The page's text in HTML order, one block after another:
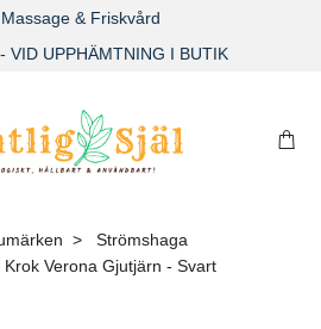
& Friskvård
VID UPPHÄMTNING I BUTIK
Strömshaga
Verona Gjutjärn - Svart